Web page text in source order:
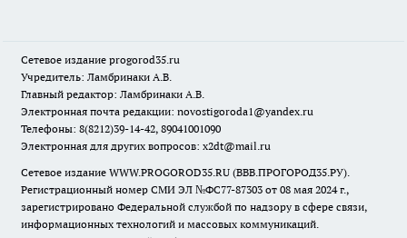
Сетевое издание progorod35.ru
Учредитель: Ламбринаки А.В.
Главный редактор: Ламбринаки А.В.
Электронная почта редакции: novostigoroda1@yandex.ru
Телефоны: 8(8212)39-14-42, 89041001090
Электронная для других вопросов: x2dt@mail.ru
Сетевое издание WWW.PROGOROD35.RU (ВВВ.ПРОГОРОД35.РУ).
Регистрационный номер СМИ ЭЛ №ФС77-87303 от 08 мая 2024 г.,
зарегистрировано Федеральной службой по надзору в сфере связи,
информационных технологий и массовых коммуникаций.